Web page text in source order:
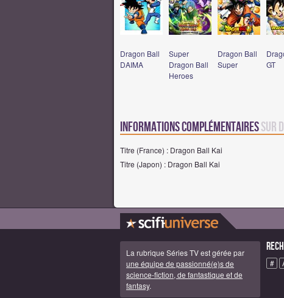
Dragon Ball
DAIMA
Super
Dragon Ball
Heroes
Dragon Ball
Super
GT
Informations complémentairessur
Titre (France) : Dragon Ball Kai
Titre (Japon) : Dragon Ball Kai
La rubrique Séries TV est gérée par
une équipe de passionné(e)s de
science-fiction, de fantastique et de
fantasy.
#